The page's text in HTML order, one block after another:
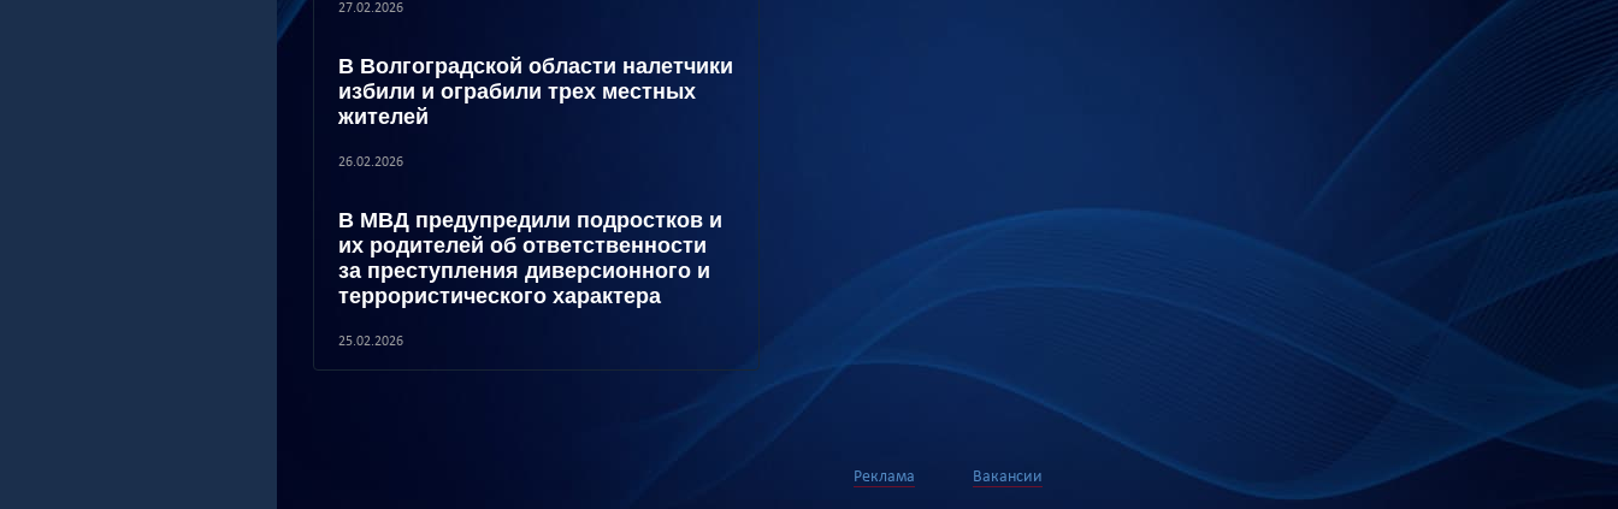
27.02.2026
В Волгоградской области налетчики
избили и ограбили трех местных
жителей
26.02.2026
В МВД предупредили подростков и
их родителей об ответственности
за преступления диверсионного и
террористического характера
25.02.2026
Реклама Вакансии